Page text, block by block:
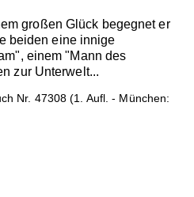
großen Glück begegnet er
beiden eine innige
einem "Mann des
zur Unterwelt...
Nr. 47308 (1. Aufl. - München: